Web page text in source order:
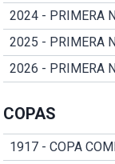
2024 - PRIMERA
2025 - PRIMERA
2026 - PRIMERA
COPAS
1917 - COPA